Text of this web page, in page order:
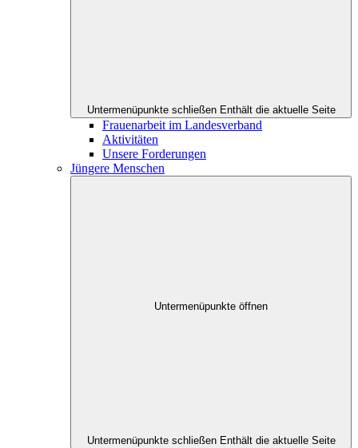
Untermenüpunkte schließen Enthält die aktuelle Seite
Frauenarbeit im Landesverband
Aktivitäten
Unsere Forderungen
Jüngere Menschen
Untermenüpunkte öffnen
Untermenüpunkte schließen Enthält die aktuelle Seite